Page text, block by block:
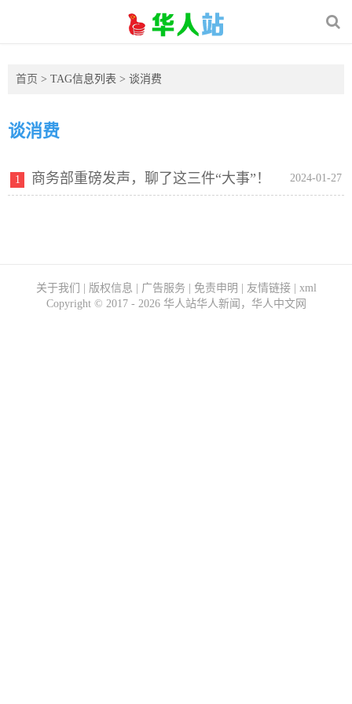
首页 > TAG信息列表 > 谈消费
谈消费
2024-01-27
1 商务部重磅发声，聊了这三件“大事”！
关于我们 版权信息 广告服务 免责申明 友情链接| xml
Copyright © 2017 - 2026 华人站华人新闻，华人中文网